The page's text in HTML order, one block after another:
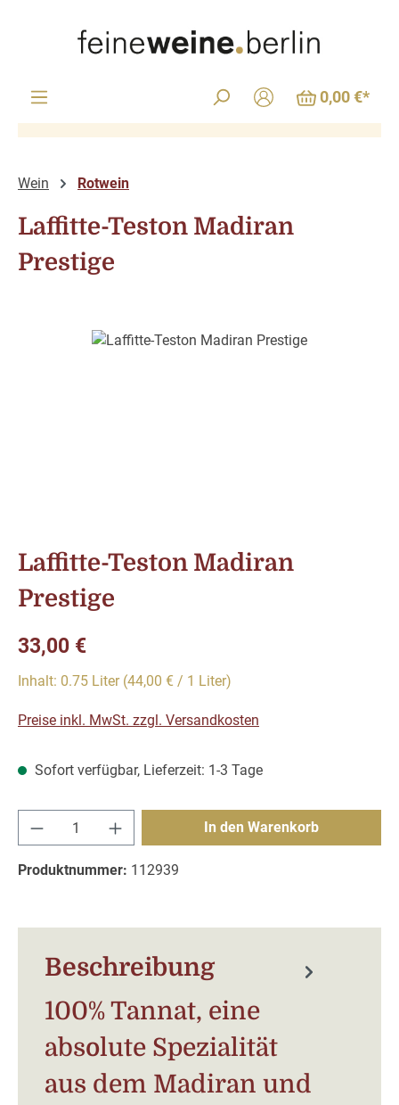
0,00 €*
Wein Rotwein
Laffitte-Teston Madiran
Prestige
Bildergalerie überspringen
Laffitte-Teston Madiran
Prestige
Regulärer Preis:
33,00 €
Inhalt: 0.75 Liter (44,00 € / 1 Liter)
Preise inkl. MwSt. zzgl. Versandkosten
Sofort verfügbar, Lieferzeit: 1-3 Tage
Produkt Anzahl: Gib den gewünschten
In den Warenkorb
Produktnummer: 112939
Beschreibung
100% Tannat, eine
absolute Spezialität
aus dem Madiran und